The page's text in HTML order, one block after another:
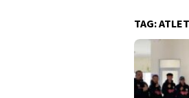
TAG:ATLET